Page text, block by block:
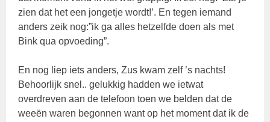
zien dat het een jongetje wordt!’. En tegen iemand
anders zeik nog:”ik ga alles hetzelfde doen als met
Bink qua opvoeding”.
En nog liep iets anders, Zus kwam zelf ’s nachts!
Behoorlijk snel.. gelukkig hadden we ietwat
overdreven aan de telefoon toen we belden dat de
weeën waren begonnen want op het moment dat ik de